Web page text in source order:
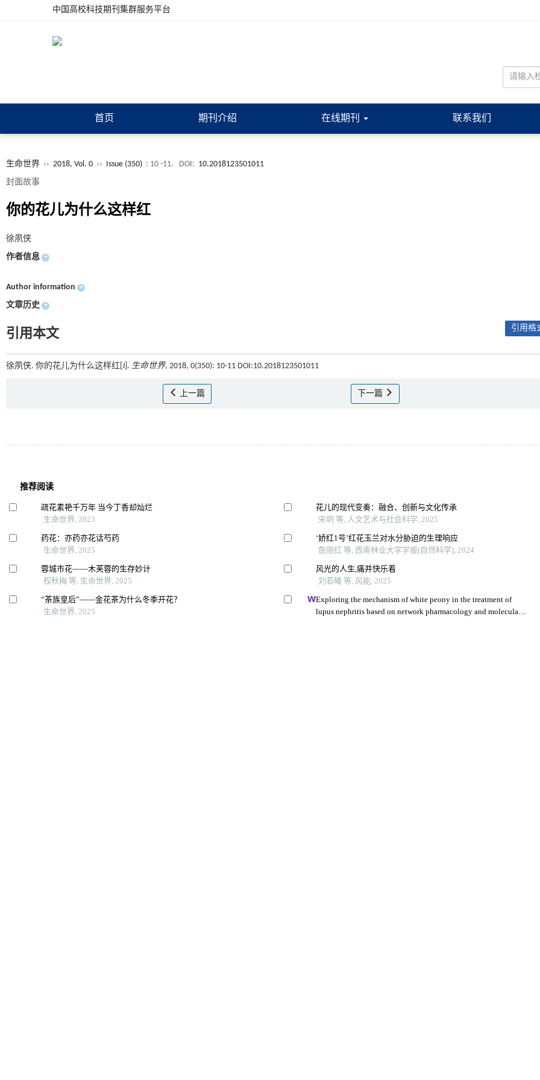
中国高校科技期刊集群服务平台
首页 期刊介绍 在线期刊 联系我们
生命世界 ›› 2018, Vol. 0 ›› Issue (350) : 10 -11. DOI: 10.2018123501011
封面故事
你的花儿为什么这样红
徐夙侠
作者信息 +
Author information +
文章历史 +
引用本文 引用格
徐夙侠. 你的花儿为什么这样红[J]. 生命世界, 2018, 0(350): 10-11 DOI:10.2018123501011
上一篇 下一篇